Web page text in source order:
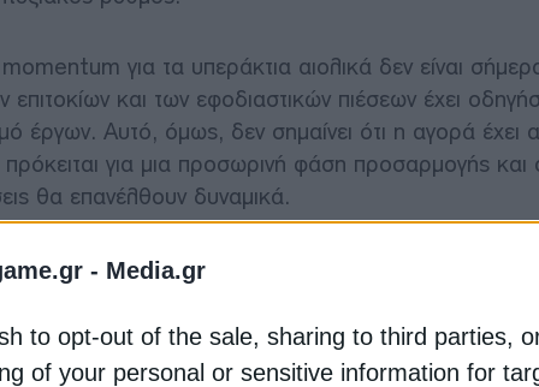
- Media.gr
to opt-out of the sale, sharing to third parties,
of your personal or sensitive information for
για τα υπεράκτια αιολικά δεν είναι
και των εφοδιαστικών πιέσεων έχει
έργων. Αυτό, όμως, δεν σημαίνει ότι η αγορά έχει
πρόκειται για μια προσωρινή φάση προσαρμογής και
θα επανέλθουν δυναμικά.
η Ελλάδα οφείλει να αξιοποιήσει το
Η ΕΛΕΤΑΕΝ έχει ήδη καταθέσει τις
από το SPV που πρόκειται να συστήσει η
και την τεχνογνωσία για να